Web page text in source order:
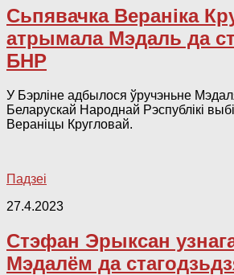
Сьпявачка Вераніка
атрымала Мэдаль да
БНР
У Бэрліне адбылося ўручэньне
Беларускай Народнай Рэспублікі
Вераніцы Кругловай.
Падзеі
27.4.2023
Стэфан Эрыксан
Мэдалём да